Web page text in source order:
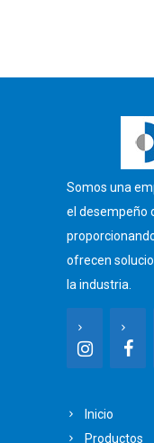
Somos una
el desempeño
ofrecen
la industria.
Inicio
Productos